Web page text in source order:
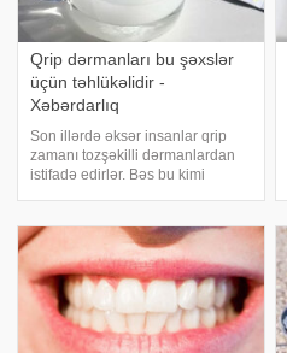
Qrip dərmanları bu şəxslər
üçün təhlükəlidir -
Xəbərdarlıq
Son illərdə əksər insanlar qrip
zamanı tozşəkilli dərmanlardan
istifadə edirlər. Bəs bu kimi
bildirir ki, mövzu ilə bağlı -a
danışan professor Adil Qeybull